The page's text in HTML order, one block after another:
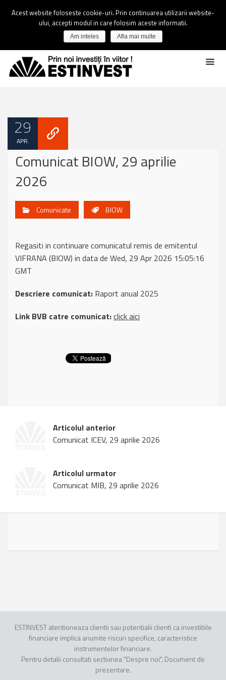
29
APR.
Comunicat BIOW, 29 aprilie
2026
Comunicate BIOW
Regasiti in continuare comunicatul remis de emitentul
VIFRANA (BIOW) in data de Wed, 29 Apr 2026 15:05:16
GMT
Descriere comunicat: Raport anual 2025
Link BVB catre comunicat:click aici
Articolul anterior
Comunicat ICEV, 29 aprilie 2026
Articolul urmator
Comunicat MIB, 29 aprilie 2026
ESTINVEST atentioneaza clientii sau potentialii clienti ca investitiile
financiare implica anumite riscuri specifice, caracteristice
instrumentelor financiare.
Pentru detalii consultati sectiunea "Despre noi", Document de
prezentare.
Acest website foloseste cookie-uri. Prin continuarea utilizarii website-
ului, accepti modul in care folosim aceste informatii.
Am inteles Afla mai multe